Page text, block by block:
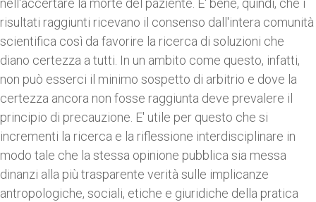
nell'accertare la morte del paziente. E' bene, quindi, che i
risultati raggiunti ricevano il consenso dall'intera comunità
scientifica così da favorire la ricerca di soluzioni che
diano certezza a tutti. In un ambito come questo, infatti,
non può esserci il minimo sospetto di arbitrio e dove la
certezza ancora non fosse raggiunta deve prevalere il
principio di precauzione. E' utile per questo che si
incrementi la ricerca e la riflessione interdisciplinare in
modo tale che la stessa opinione pubblica sia messa
dinanzi alla più trasparente verità sulle implicanze
antropologiche, sociali, etiche e giuridiche della pratica